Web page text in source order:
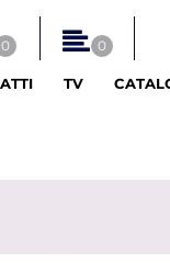
disponibili.
0 0
TV